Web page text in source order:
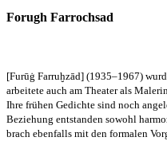
Forugh Farrochsad
[Furūġ Farruḫzād] (1935–1967)
arbeitete auch am Theater als
Ihre frühen Gedichte sind noch
Beziehung entstanden sowohl
brach ebenfalls mit den formalen